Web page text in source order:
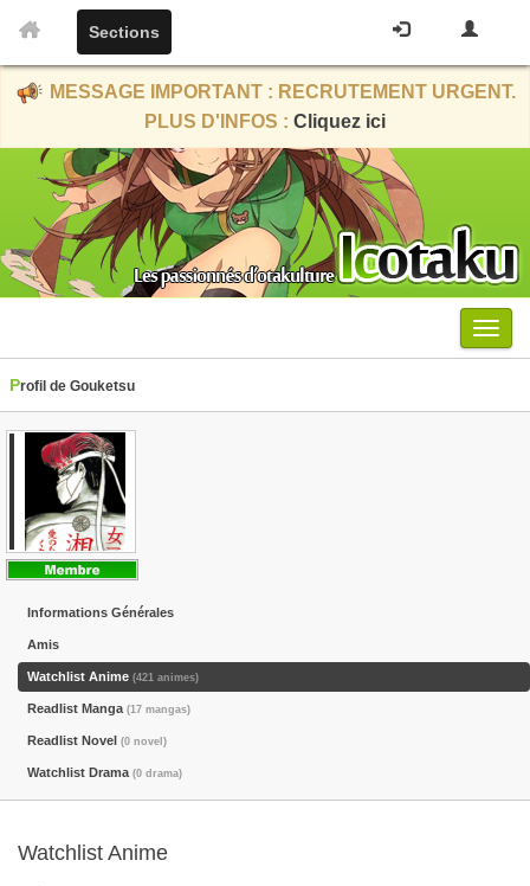
Sections
MESSAGE IMPORTANT : RECRUTEMENT URGENT.
PLUS D'INFOS : Cliquez ici
Menu
Profil de Gouketsu
Informations Générales
Amis
Watchlist Anime (421 animes)
Readlist Manga (17 mangas)
Readlist Novel (0 novel)
Watchlist Drama (0 drama)
Watchlist Anime